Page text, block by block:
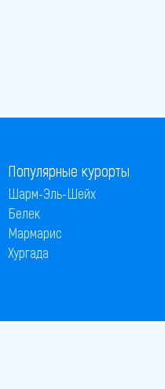
Популярные курорты
Шарм-Эль-Шейх
Белек
Мармарис
Хургада